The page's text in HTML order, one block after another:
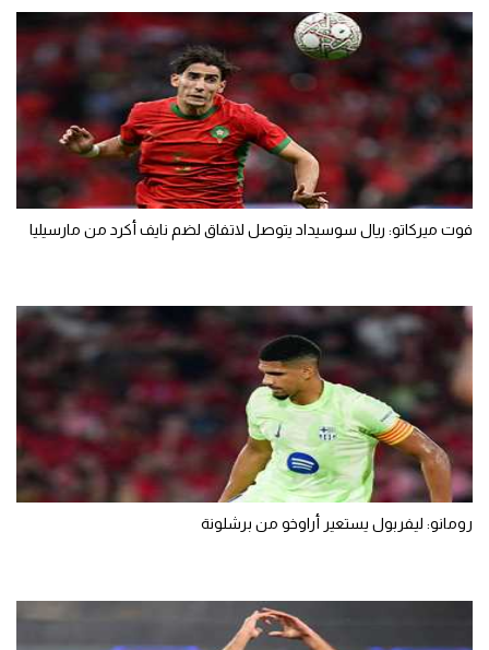
فوت ميركاتو: ريال سوسيداد يتوصل لاتفاق لضم نايف أكرد من مارسيليا
رومانو: ليفربول يستعير أراوخو من برشلونة